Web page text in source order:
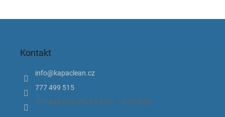
Kontakt
info@kapaclean.cz
777 499 515
777 499 515 (Po-Pá 8.00 - 15.00 hod).